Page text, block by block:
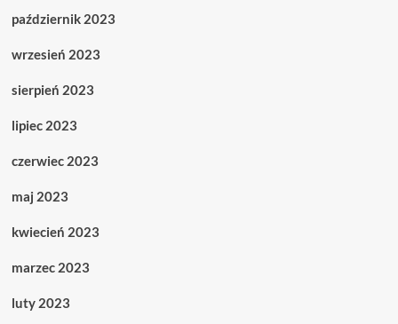
październik 2023
wrzesień 2023
sierpień 2023
lipiec 2023
czerwiec 2023
maj 2023
kwiecień 2023
marzec 2023
luty 2023